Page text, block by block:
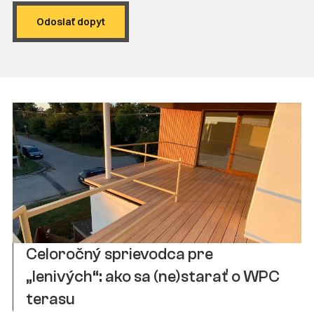
Celoročný sprievodca pre
„lenivých“: ako sa (ne)starať o WPC
terasu